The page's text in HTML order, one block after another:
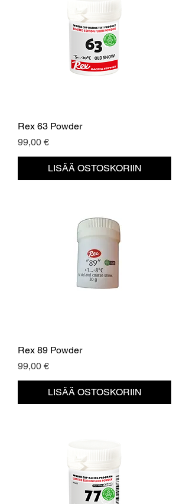
Rex 63 Powder
Hinta
99,00 €
LISÄÄ OSTOSKORIIN
Rex 89 Powder
Hinta
99,00 €
LISÄÄ OSTOSKORIIN